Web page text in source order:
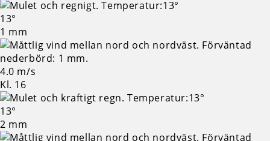
13°
1 mm
4.0 m/s
Kl. 16
13°
2 mm